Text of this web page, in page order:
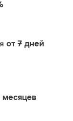
от 7 дней
месяцев